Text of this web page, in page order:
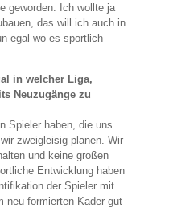
geworden. Ich wollte ja
das will ich auch in
egal wo es sportlich
in welcher Liga,
Neuzugänge zu
Spieler haben, die uns
zweigleisig planen. Wir
und keine großen
Entwicklung haben
der Spieler mit
neu formierten Kader gut